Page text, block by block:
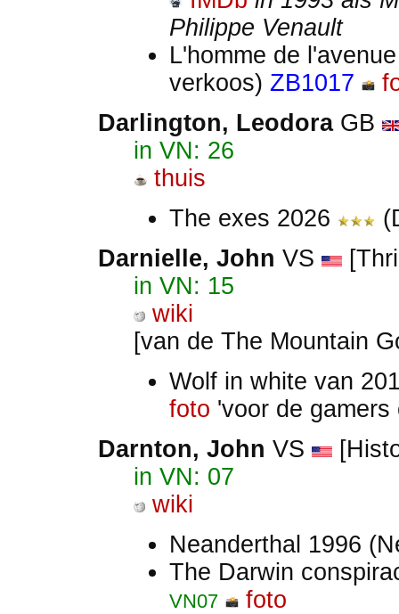
Philippe Venault
L'homme de
verkoos) ZB1017
Darlington, LeodoraGB
in VN: 26
thuis
The exes 2026
Darnielle, John VS
in VN: 15
wiki
[van de The Mountain
Wolf in white van
foto 'voor de gamers
Darnton, John VS
in VN: 07
wiki
Neanderthal 1996
The Darwin
VN07
foto